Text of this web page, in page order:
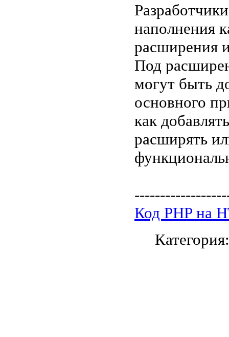
наполнения
расширения
Под
могут быть
основного
как
расширять
Код PHP на